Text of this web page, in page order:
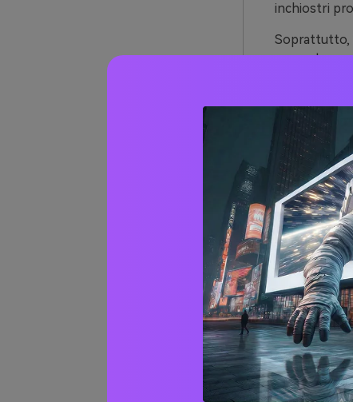
inchiostri
Soprattutto,
ancorate
1)